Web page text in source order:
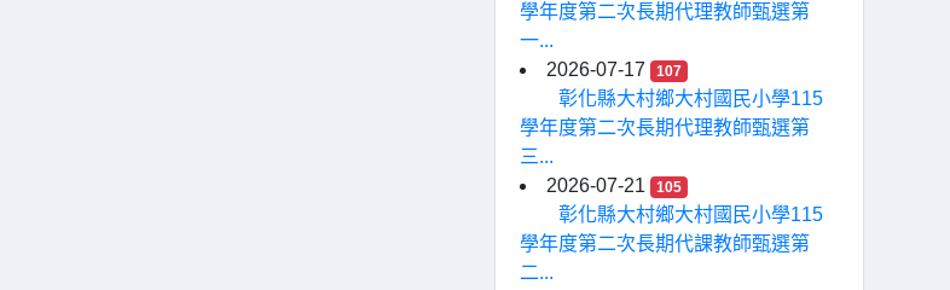
學年度第二次長期代理教師甄選第
一...
2026-07-17
107
彰化縣大村鄉大村國民小學115
學年度第二次長期代理教師甄選第
三...
2026-07-21
105
彰化縣大村鄉大村國民小學115
學年度第二次長期代課教師甄選第
二...